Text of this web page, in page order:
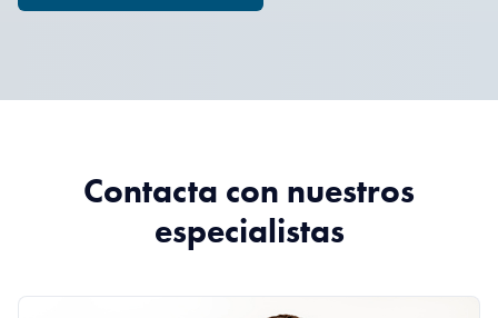
Contacta con nuestros
especialistas